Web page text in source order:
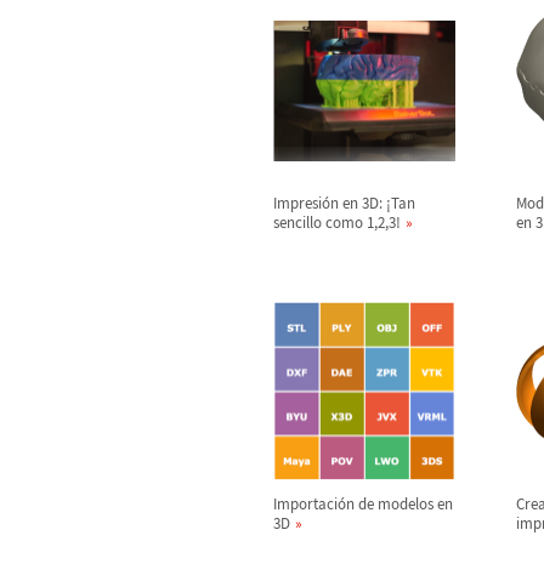
Impresión en 3D: ¡Tan
sencillo como 1,2,3!
en
Importación de modelos en
3D